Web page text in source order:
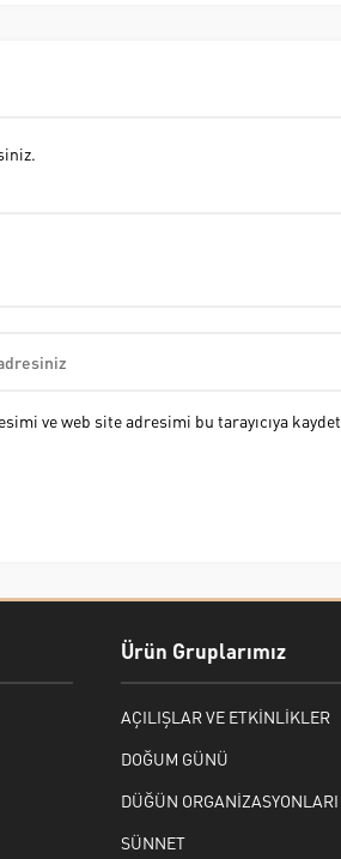
ve web site adresimi bu tarayıcıya kaydet.
Ürün Gruplarımız
AÇILIŞLAR VE ETKİNLİKLER
DOĞUM GÜNÜ
DÜĞÜN ORGANİZASYONLARI
SÜNNET